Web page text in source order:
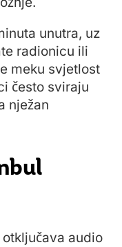
unutra, uz
radionicu ili
meku svjetlost
često sviraju
nježan
otključava audio